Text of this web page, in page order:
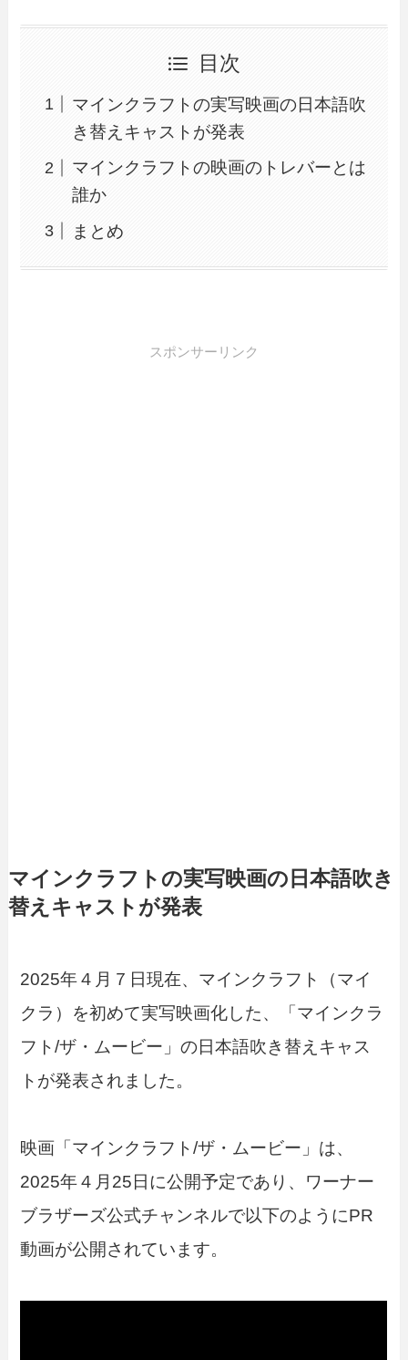
目次
マインクラフトの実写映画の日本語吹
き替えキャストが発表
マインクラフトの映画のトレバーとは
誰か
まとめ
スポンサーリンク
マインクラフトの実写映画の日本語吹き
替えキャストが発表
2025年４月７日現在、マインクラフト（マイ
クラ）を初めて実写映画化した、「マインクラ
フト/ザ・ムービー」の日本語吹き替えキャス
トが発表されました。
映画「マインクラフト/ザ・ムービー」は、
2025年４月25日に公開予定であり、ワーナー
ブラザーズ公式チャンネルで以下のようにPR
動画が公開されています。